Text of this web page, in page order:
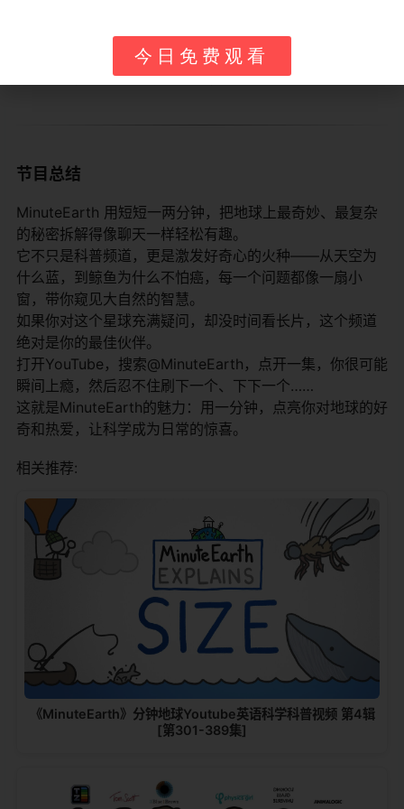
频道影响力深远，被中学和大学教师广泛用作教学辅助，
已成为科学短视频领域的标杆，推动大众科学传播。负面
反馈极少，主要针对“视频太短，想看更多细节”。
节目总结
MinuteEarth 用短短一两分钟，把地球上最奇妙、最复杂
的秘密拆解得像聊天一样轻松有趣。
它不只是科普频道，更是激发好奇心的火种——从天空为
什么蓝，到鲸鱼为什么不怕癌，每一个问题都像一扇小
窗，带你窥见大自然的智慧。
如果你对这个星球充满疑问，却没时间看长片，这个频道
绝对是你的最佳伙伴。
打开YouTube，搜索@MinuteEarth，点开一集，你很可能
瞬间上瘾，然后忍不住刷下一个、下下一个……
这就是MinuteEarth的魅力：用一分钟，点亮你对地球的好
奇和热爱，让科学成为日常的惊喜。
相关推荐:
《MinuteEarth》分钟地球Youtube英语科学科普视频 第4辑
[第301-389集]
今日免费观看